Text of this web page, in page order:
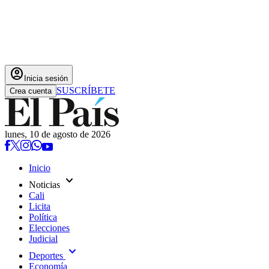
account_circle Inicia sesión
Crea cuenta SUSCRÍBETE
lunes, 10 de agosto de 2026
Inicio
Noticias expand_more
Cali
Licita
Política
Elecciones
Judicial
Deportes expand_more
Economía